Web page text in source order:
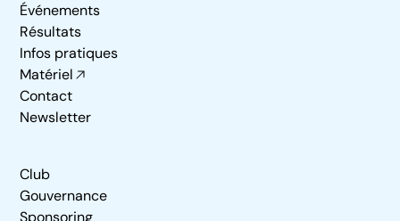
Événements
Résultats
Infos pratiques
Matériel
Contact
Newsletter
Club
Gouvernance
Sponsoring